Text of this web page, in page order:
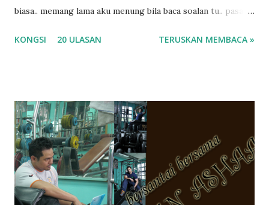
biasa.. memang lama aku menung bila baca soalan tu.. pasal
ko.. masa tu aku baru je ada anak sorang dan aku hentam je
tanya sapa-sapa pun masa tu.. bila fikir-fikirkan balik terasa
jugak masa alahai teruknya kami sebagai ibubapa.. dan kami
terasa jugak semakin teruk bila abg long dah masuk 2 tahun
kat salah satu tadika swasta ni.. tapi nampaknya kenal huruf
pun tak tau.. pengsan aku bila ingat balik.. aku mula fikir
mungkin sebab abg long sendiri jenis budak yang ada
KONGSI 20 ULASAN TERUSKAN MEMBACA »